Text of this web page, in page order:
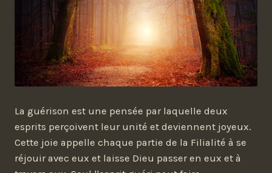
La guérison est une pensée par laquelle deux
esprits perçoivent leur unité et deviennent joyeux.
Cette joie appelle chaque partie de la Filialité à se
réjouir avec eux et laisse Dieu passer en eux et à